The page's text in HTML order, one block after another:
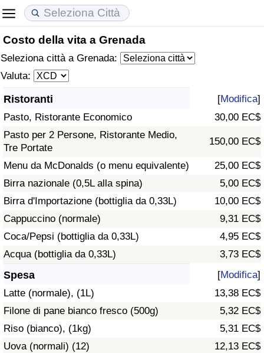
Costo della vita a Grenada
Seleziona città a Grenada:
Valuta:
Ristoranti [Modifica]
Pasto, Ristorante Economico
30,00 EC$
Pasto per 2 Persone, Ristorante Medio,
Tre Portate
150,00 EC$
Menu da McDonalds (o menu equivalente)
25,00 EC$
Birra nazionale (0,5L alla spina)
5,00 EC$
Birra d'Importazione (bottiglia da 0,33L)
10,00 EC$
Cappuccino (normale)
9,31 EC$
Coca/Pepsi (bottiglia da 0,33L)
4,95 EC$
Acqua (bottiglia da 0,33L)
3,73 EC$
Spesa [Modifica]
Latte (normale), (1L)
13,38 EC$
Filone di pane bianco fresco (500g)
5,32 EC$
Riso (bianco), (1kg)
5,31 EC$
Uova (normali) (12)
12,13 EC$
Costo della vita
Indice Del Costo Della Vita (corrente)
Indice Del Costo Della Vita
Indice del Costo della Vita per Nazione
ad Aqaba
Prezzi degli immobili
Indice del Prezzo delle Case (Corrente)
Indice del Prezzo delle Case
Indice del Prezzo delle Case per Nazione
Qualità della Vita
Indice della Qualità della Vita
Indice della Qualità della Vita (Corrente)
Indice della qualità della vita per Paese
Criminalità
Indice del Tasso di Criminalità (Corrente)
Indice della Criminalità
Indice di criminalità per paese
Indice dell’Assistenza Sanitaria (Corrente)
Indice dell’Assistenza Sanitaria